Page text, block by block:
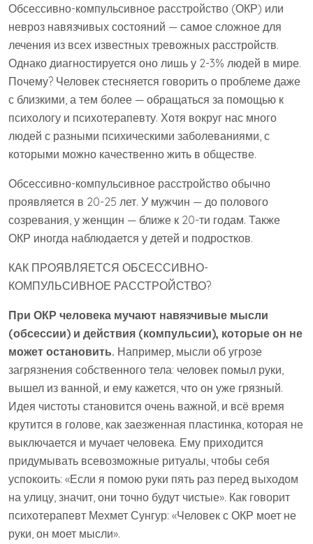
Обсессивно-компульсивное расстройство (ОКР) или
невроз навязчивых состояний — самое сложное для
лечения из всех известных тревожных расстройств.
Однако диагностируется оно лишь у 2-3% людей в мире.
Почему? Человек стесняется говорить о проблеме даже
с близкими, а тем более — обращаться за помощью к
психологу и психотерапевту. Хотя вокруг нас много
людей с разными психическими заболеваниями, с
которыми можно качественно жить в обществе.
Обсессивно-компульсивное расстройство обычно
проявляется в 20-25 лет. У мужчин — до полового
созревания, у женщин — ближе к 20-ти годам. Также
ОКР иногда наблюдается у детей и подростков.
КАК ПРОЯВЛЯЕТСЯ ОБСЕССИВНО-
КОМПУЛЬСИВНОЕ РАССТРОЙСТВО?
При ОКР человека мучают навязчивые мысли
(обсессии) и действия (компульсии), которые он не
может остановить. Например, мысли об угрозе
загрязнения собственного тела: человек помыл руки,
вышел из ванной, и ему кажется, что он уже грязный.
Идея чистоты становится очень важной, и всё время
крутится в голове, как заезженная пластинка, которая не
выключается и мучает человека. Ему приходится
придумывать всевозможные ритуалы, чтобы себя
успокоить: «Если я помою руки пять раз перед выходом
на улицу, значит, они точно будут чистые». Как говорит
психотерапевт Мехмет Сунгур: «Человек с ОКР моет не
руки, он моет мысли».